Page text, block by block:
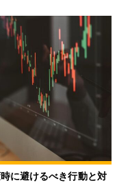
に避けるべき行動と対